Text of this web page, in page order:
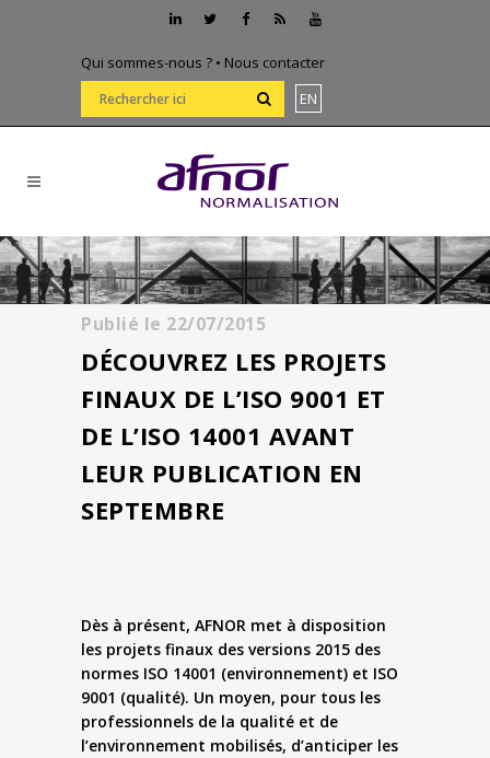
Qui sommes-nous ? • Nous contacter
EN
Publié le 22/07/2015
DÉCOUVREZ LES PROJETS
FINAUX DE L’ISO 9001 ET
DE L’ISO 14001 AVANT
LEUR PUBLICATION EN
SEPTEMBRE
Dès à présent, AFNOR met à disposition
les projets finaux des versions 2015 des
normes ISO 14001 (environnement) et ISO
9001 (qualité). Un moyen, pour tous les
professionnels de la qualité et de
l’environnement mobilisés, d’anticiper les